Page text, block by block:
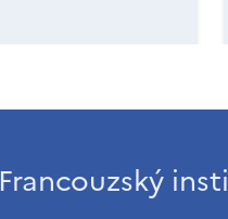
Francouzský